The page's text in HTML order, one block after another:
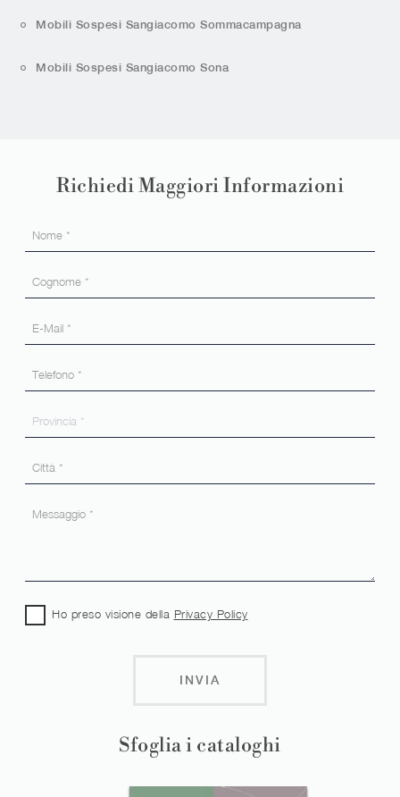
Mobili Sospesi Sangiacomo Sommacampagna
Mobili Sospesi Sangiacomo Sona
Sfoglia i cataloghi
Richiedi Maggiori Informazioni
Ho preso visione della Privacy Policy
INVIA